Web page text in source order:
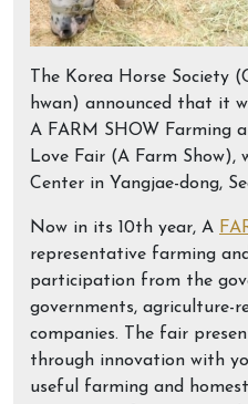
The Korea Horse Society
hwan) announced that it
A FARM SHOW Farming
Love Fair (A Farm Show),
Center in Yangjae-dong,
Now in its 10th year, A
representative farming
participation from the
governments, agriculture-
companies. The fair
through innovation with
useful farming and